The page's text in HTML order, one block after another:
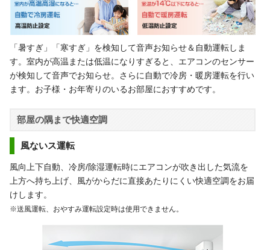
「暑すぎ」「寒すぎ」を検知して音声お知らせ＆自動運転しま
す。室内が高温または低温になりすぎると、エアコンのセンサー
が検知して音声でお知らせ。さらに自動で冷房・暖房運転を行い
ます。お子様・お年寄りのいるお部屋におすすめです。
部屋の隅まで快適空調
風ないス運転
風向上下自動、冷房/除湿運転時にエアコンが吹き出した気流を
上方へ持ち上げ、風がからだに直接あたりにくい快適空調をお届
けします。
※送風運転、おやすみ運転設定時は使用できません。